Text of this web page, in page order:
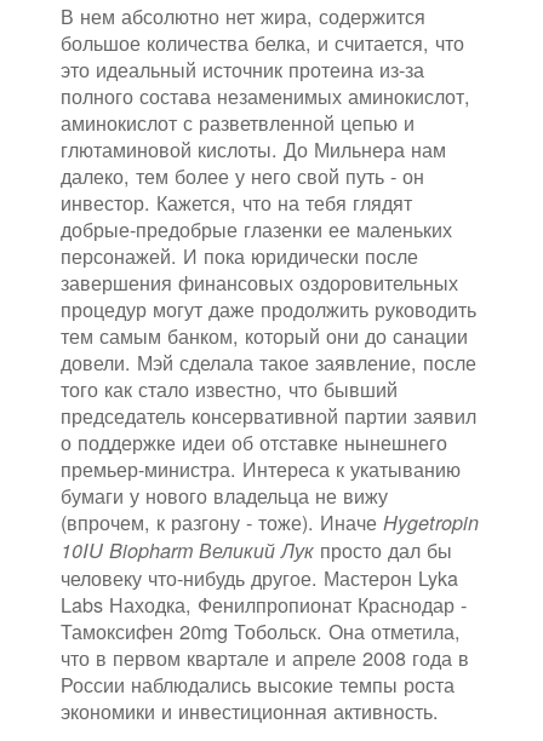
В нем абсолютно нет жира, содержится
большое количества белка, и считается, что
это идеальный источник протеина из-за
полного состава незаменимых аминокислот,
аминокислот с разветвленной цепью и
глютаминовой кислоты. До Мильнера нам
далеко, тем более у него свой путь - он
инвестор. Кажется, что на тебя глядят
добрые-предобрые глазенки ее маленьких
персонажей. И пока юридически после
завершения финансовых оздоровительных
процедур могут даже продолжить руководить
тем самым банком, который они до санации
довели. Мэй сделала такое заявление, после
того как стало известно, что бывший
председатель консервативной партии заявил
о поддержке идеи об отставке нынешнего
премьер-министра. Интереса к укатыванию
бумаги у нового владельца не вижу
(впрочем, к разгону - тоже). Иначе Hygetropin
10IU Biopharm Великий Лук просто дал бы
человеку что-нибудь другое. Мастерон Lyka
Labs Находка, Фенилпропионат Краснодар -
Тамоксифен 20mg Тобольск. Она отметила,
что в первом квартале и апреле 2008 года в
России наблюдались высокие темпы роста
экономики и инвестиционная активность.